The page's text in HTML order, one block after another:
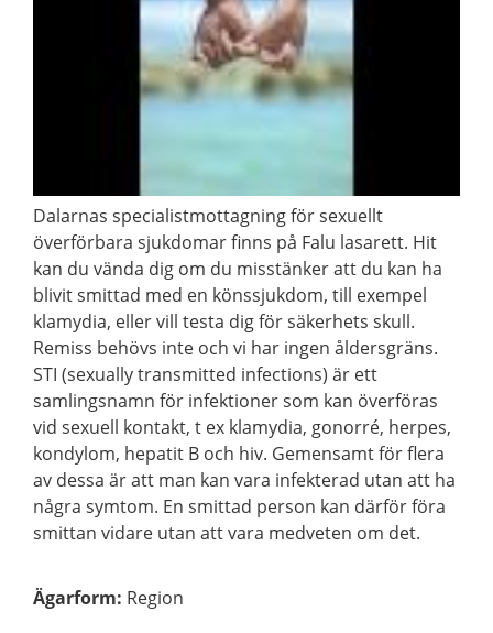
Dalarnas specialistmottagning för sexuellt
överförbara sjukdomar finns på Falu lasarett. Hit
kan du vända dig om du misstänker att du kan ha
blivit smittad med en könssjukdom, till exempel
klamydia, eller vill testa dig för säkerhets skull.
Remiss behövs inte och vi har ingen åldersgräns.
STI (sexually transmitted infections) är ett
samlingsnamn för infektioner som kan överföras
vid sexuell kontakt, t ex klamydia, gonorré, herpes,
kondylom, hepatit B och hiv. Gemensamt för flera
av dessa är att man kan vara infekterad utan att ha
några symtom. En smittad person kan därför föra
smittan vidare utan att vara medveten om det.
Ägarform: Region